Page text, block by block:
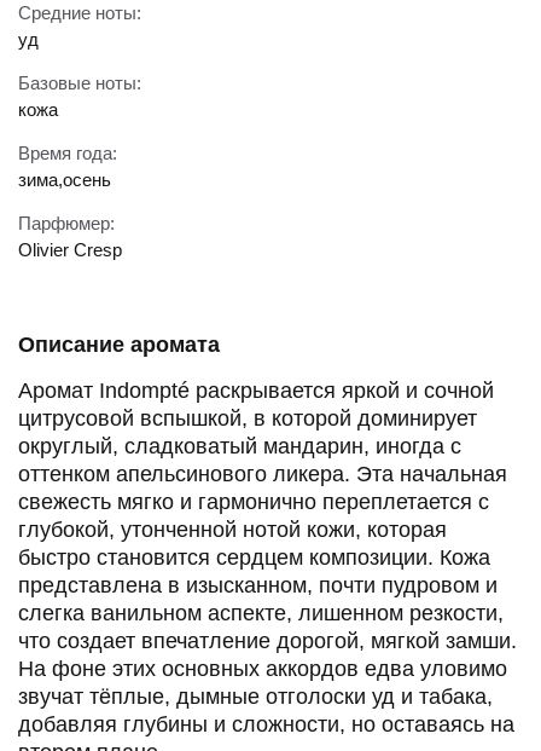
Средние ноты:
уд
Базовые ноты:
кожа
Время года:
зима,осень
Парфюмер:
Olivier Cresp
Описание аромата
Аромат Indompté раскрывается яркой и сочной
цитрусовой вспышкой, в которой доминирует
округлый, сладковатый мандарин, иногда с
оттенком апельсинового ликера. Эта начальная
свежесть мягко и гармонично переплетается с
глубокой, утонченной нотой кожи, которая быстро
становится сердцем композиции. Кожа
представлена в изысканном, почти пудровом и
слегка ванильном аспекте, лишенном резкости, что
создает впечатление дорогой, мягкой замши. На
фоне этих основных аккордов едва уловимо звучат
тёплые, дымные отголоски уд и табака, добавляя
глубины и сложности, но оставаясь на втором плане.